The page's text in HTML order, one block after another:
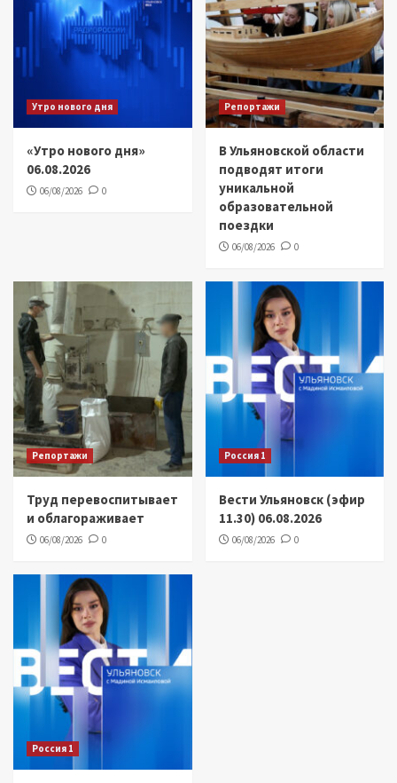
Утро нового дня
«Утро нового дня»
06.08.2026
06/08/2026 0
Репортажи
В Ульяновской области
подводят итоги
уникальной
образовательной
поездки
06/08/2026 0
Репортажи
Труд перевоспитывает
и облагораживает
06/08/2026 0
Россия 1
Вести Ульяновск (эфир
11.30) 06.08.2026
06/08/2026 0
Россия 1